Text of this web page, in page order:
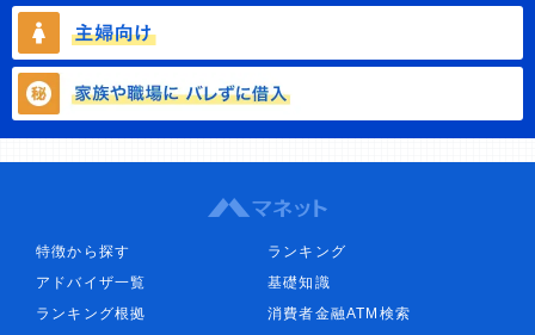
特徴から探す
ランキング
アドバイザ一覧
基礎知識
ランキング根拠
消費者金融ATM検索